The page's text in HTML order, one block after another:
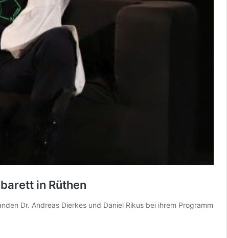
in Rüthen
Dr. Andreas Dierkes und Daniel Rikus bei ihrem Programm